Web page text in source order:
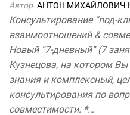
Автор АНТОН МИХАЙЛОВИЧ
Консультирование “под-
взаимоотношений &
Новый “7-дневный” (7
Кузнецова, на котором
знания и комплексный,
консультирования по
совместимости: *…